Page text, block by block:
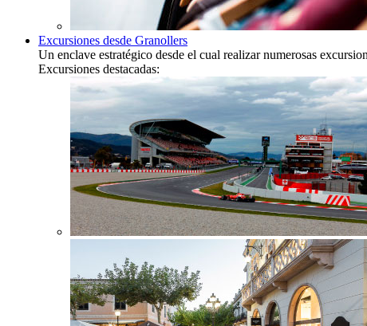
Excursiones desde Granollers
Un enclave estratégico desde el cual realizar numerosas
Excursiones destacadas: